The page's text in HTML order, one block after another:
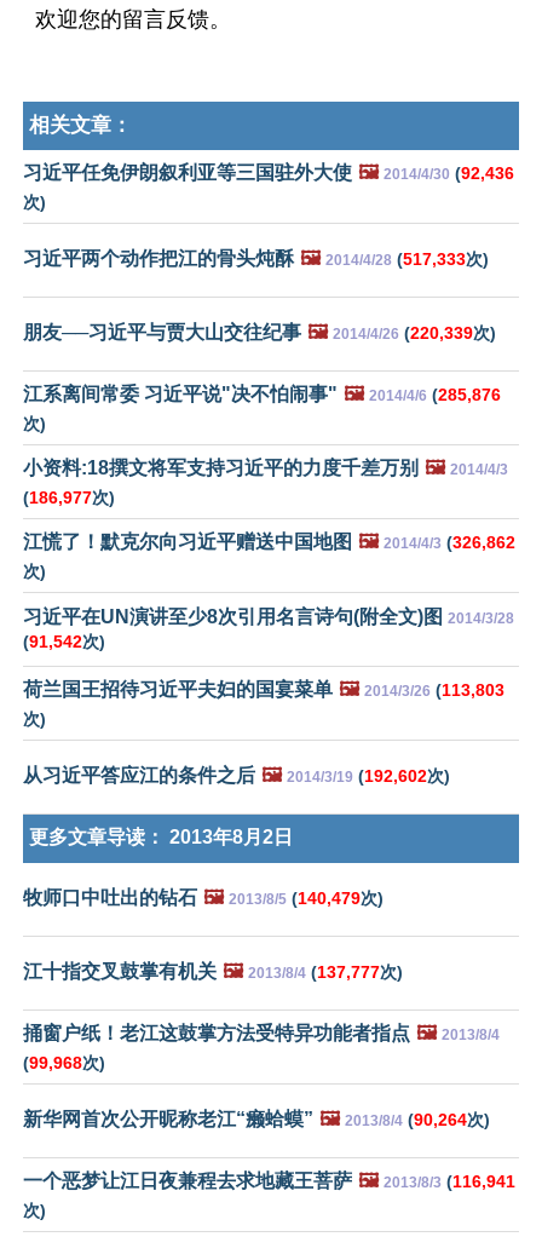
欢迎您的留言反馈。
相关文章：
习近平任免伊朗叙利亚等三国驻外大使 🖼️ 2014/4/30 (92,436
次)
习近平两个动作把江的骨头炖酥 🖼️ 2014/4/28 (517,333次)
朋友──习近平与贾大山交往纪事 🖼️ 2014/4/26 (220,339次)
江系离间常委 习近平说"决不怕闹事" 🖼️ 2014/4/6 (285,876
次)
小资料:18撰文将军支持习近平的力度千差万别 🖼️ 2014/4/3
(186,977次)
江慌了！默克尔向习近平赠送中国地图 🖼️ 2014/4/3 (326,862
次)
习近平在UN演讲至少8次引用名言诗句(附全文)图 2014/3/28
(91,542次)
荷兰国王招待习近平夫妇的国宴菜单 🖼️ 2014/3/26 (113,803
次)
从习近平答应江的条件之后 🖼️ 2014/3/19 (192,602次)
更多文章导读： 2013年8月2日
牧师口中吐出的钻石 🖼️ 2013/8/5 (140,479次)
江十指交叉鼓掌有机关 🖼️ 2013/8/4 (137,777次)
捅窗户纸！老江这鼓掌方法受特异功能者指点 🖼️ 2013/8/4
(99,968次)
新华网首次公开昵称老江“癞蛤蟆” 🖼️ 2013/8/4 (90,264次)
一个恶梦让江日夜兼程去求地藏王菩萨 🖼️ 2013/8/3 (116,941
次)